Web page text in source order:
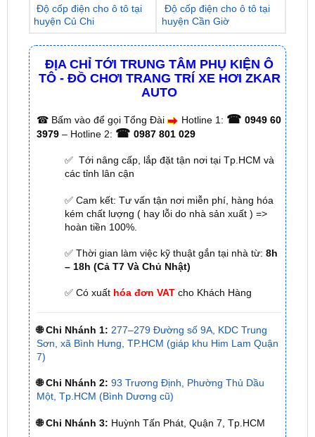
ĐỊA CHỈ TỚI TRUNG TÂM PHỤ KIỆN Ô
TÔ - ĐỒ CHƠI TRANG TRÍ XE HƠI ZKAR
☎Bấm vào để gọi Tổng Đài Hotline 1:☎ 0949 60
0987 801 029
✅ Tới nâng cấp, lắp đặt tận nơi tại Tp.HCM và
các tỉnh lân cận
✅ Cam kết: Tư vấn tận nơi miễn phí, hàng hóa
kém chất lượng ( hay lỗi do nhà sản xuất ) =>
✅ Thời gian làm việc kỹ thuật gắn tại nhà từ:8h
– 18h (Cả T7 Và Chủ Nhật)
✅ Có xuấthóa đơn VATcho Khách Hàng
🌐 Chi Nhánh 1: 277–279 Đường số 9A, KDC Trung
🌐 Chi Nhánh 2: 93 Trương Định, Phường Thủ Dầu
Một, Tp.HCM (Bình Dương cũ)
🌐 Chi Nhánh 3: Huỳnh Tấn Phát, Quận 7, Tp.HCM
📞 Nhấn vàoLiên hệ ngay nhận ưu đãi 👉 Zalo OA